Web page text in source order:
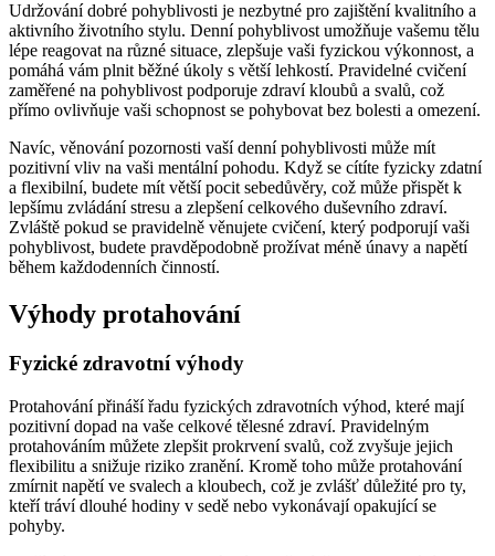
Udržování dobré pohyblivosti je nezbytné pro zajištění kvalitního a
aktivního životního stylu. Denní pohyblivost umožňuje vašemu tělu
lépe reagovat na různé situace, zlepšuje vaši fyzickou výkonnost, a
pomáhá vám plnit běžné úkoly s větší lehkostí. Pravidelné cvičení
zaměřené na pohyblivost podporuje zdraví kloubů a svalů, což
přímo ovlivňuje vaši schopnost se pohybovat bez bolesti a omezení.
Navíc, věnování pozornosti vaší denní pohyblivosti může mít
pozitivní vliv na vaši mentální pohodu. Když se cítíte fyzicky zdatní
a flexibilní, budete mít větší pocit sebedůvěry, což může přispět k
lepšímu zvládání stresu a zlepšení celkového duševního zdraví.
Zvláště pokud se pravidelně věnujete cvičení, který podporují vaši
pohyblivost, budete pravděpodobně prožívat méně únavy a napětí
během každodenních činností.
Výhody protahování
Fyzické zdravotní výhody
Protahování přináší řadu fyzických zdravotních výhod, které mají
pozitivní dopad na vaše celkové tělesné zdraví. Pravidelným
protahováním můžete zlepšit prokrvení svalů, což zvyšuje jejich
flexibilitu a snižuje riziko zranění. Kromě toho může protahování
zmírnit napětí ve svalech a kloubech, což je zvlášť důležité pro ty,
kteří tráví dlouhé hodiny v sedě nebo vykonávají opakující se
pohyby.